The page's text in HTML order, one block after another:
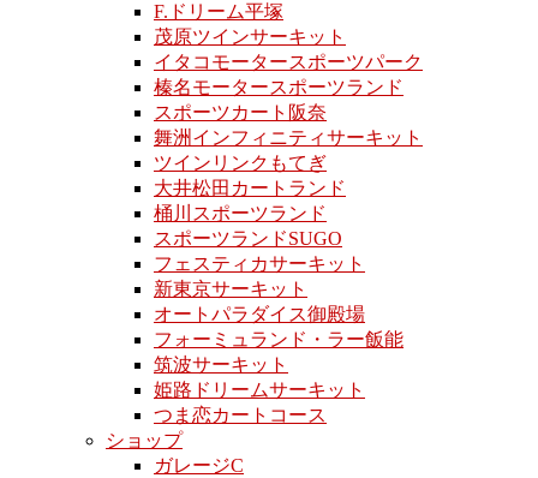
F.ドリーム平塚
茂原ツインサーキット
イタコモータースポーツパーク
榛名モータースポーツランド
スポーツカート阪奈
舞洲インフィニティサーキット
ツインリンクもてぎ
大井松田カートランド
桶川スポーツランド
スポーツランドSUGO
フェスティカサーキット
新東京サーキット
オートパラダイス御殿場
フォーミュランド・ラー飯能
筑波サーキット
姫路ドリームサーキット
つま恋カートコース
ショップ
ガレージC